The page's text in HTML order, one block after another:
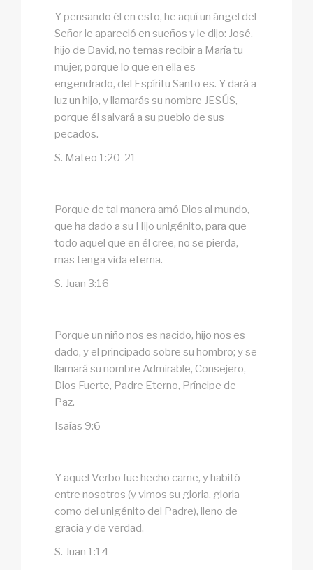
Y pensando él en esto, he aquí un ángel del
Señor le apareció en sueños y le dijo: José,
hijo de David, no temas recibir a María tu
mujer, porque lo que en ella es
engendrado, del Espíritu Santo es. Y dará a
luz un hijo, y llamarás su nombre JESÚS,
porque él salvará a su pueblo de sus
pecados.
S. Mateo 1:20-21
Porque de tal manera amó Dios al mundo,
que ha dado a su Hijo unigénito, para que
todo aquel que en él cree, no se pierda,
mas tenga vida eterna.
S. Juan 3:16
Porque un niño nos es nacido, hijo nos es
dado, y el principado sobre su hombro; y se
llamará su nombre Admirable, Consejero,
Dios Fuerte, Padre Eterno, Príncipe de
Paz.
Isaías 9:6
Y aquel Verbo fue hecho carne, y habitó
entre nosotros (y vimos su gloria, gloria
como del unigénito del Padre), lleno de
gracia y de verdad.
S. Juan 1:14